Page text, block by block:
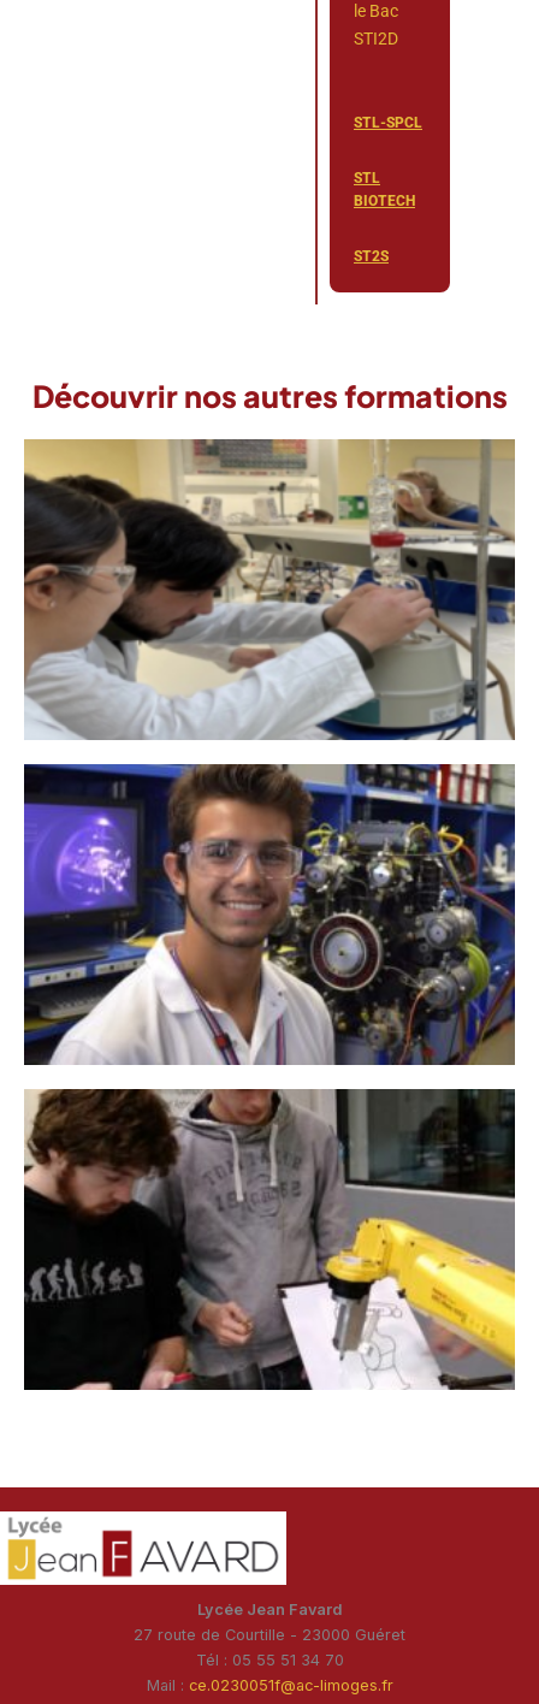
le Bac
STI2D
STL-SPCL
STL
BIOTECH
ST2S
Découvrir nos autres formations
Lycée Jean Favard
27 route de Courtille - 23000 Guéret
Tél : 05 55 51 34 70
Mail : ce.0230051f@ac-limoges.fr